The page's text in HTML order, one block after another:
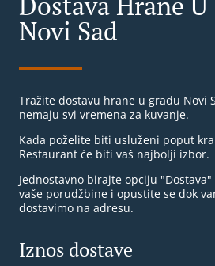
Novi Sad
Tražite dostavu hrane u gradu Novi
nemaju svi vremena za kuvanje.
Kada poželite biti usluženi poput
Restaurant će biti vaš najbolji izbor.
Jednostavno birajte opciju
vaše porudžbine i opustite se dok
dostavimo na adresu.
Iznos dostave